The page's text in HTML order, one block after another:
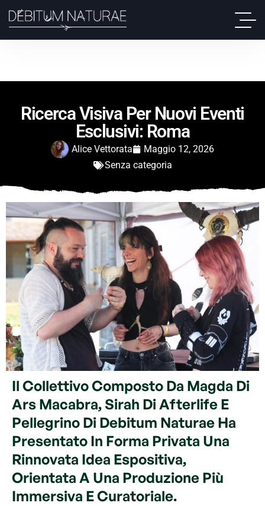
Ricerca Visiva Per Nuovi Eventi
Esclusivi: Roma
Alice Vettorata
Maggio 12, 2026
Senza categoria
Il Collettivo Composto Da Magda Di
Ars Macabra, Sirah Di Afterlife E
Pellegrino Di Debitum Naturae Ha
Presentato In Forma Privata Una
Rinnovata Idea Espositiva,
Orientata A Una Produzione Più
Immersiva E Curatoriale.